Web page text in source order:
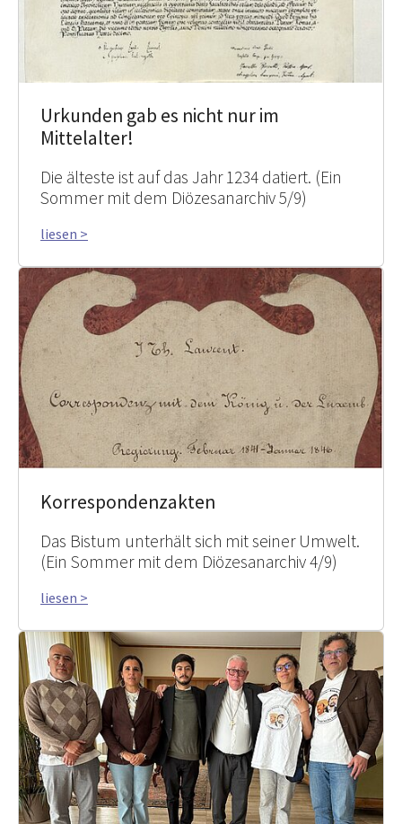
Urkunden gab es nicht nur im
Mittelalter!
Die älteste ist auf das Jahr 1234 datiert. (Ein
Sommer mit dem Diözesanarchiv 5/9)
liesen >
Korrespondenzakten
Das Bistum unterhält sich mit seiner Umwelt.
(Ein Sommer mit dem Diözesanarchiv 4/9)
liesen >